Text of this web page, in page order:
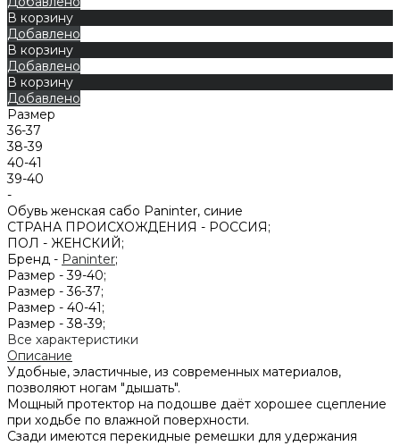
В корзину
Добавлено
В корзину
Добавлено
В корзину
Добавлено
Размер
36-37
38-39
40-41
39-40
-
Обувь женская сабо Paninter, синие
СТРАНА ПРОИСХОЖДЕНИЯ - РОССИЯ;
ПОЛ - ЖЕНСКИЙ;
Бренд - Paninter;
Размер -39-40;
Размер -36-37;
Размер - 40-41;
Размер -38-39;
Все характеристики
Описание
Удобные, эластичные, из современных материалов,
позволяют ногам "дышать".
Мощный протектор на подошве даёт хорошее сцепление
при ходьбе по влажной поверхности.
Сзади имеются перекидные ремешки для удержания